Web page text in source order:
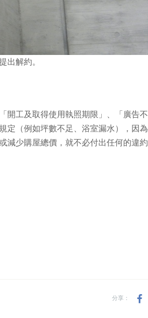
出解約。
開工及取得使用執照期限」、「廣告不
定（例如坪數不足、浴室漏水），因為
減少購屋總價，就不必付出任何的違約
分享：